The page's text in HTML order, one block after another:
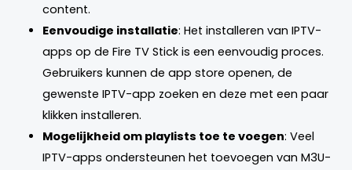
content.
Eenvoudige installatie: Het installeren van IPTV-
apps op de Fire TV Stick is een eenvoudig proces.
Gebruikers kunnen de app store openen, de
gewenste IPTV-app zoeken en deze met een paar
klikken installeren.
Mogelijkheid om playlists toe te voegen: Veel
IPTV-apps ondersteunen het toevoegen van M3U-